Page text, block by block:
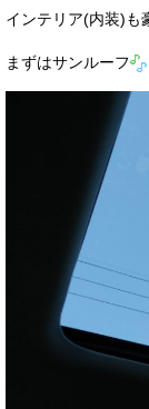
インテリア(内装)も
まずはサンルーフ